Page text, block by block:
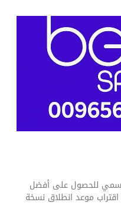
للحصول على أفضل
موعد انطلاق نسخة